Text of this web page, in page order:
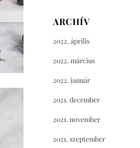
ARCHÍV
2022. április
2022. március
2022. január
2021. december
2021. november
2021. szeptember